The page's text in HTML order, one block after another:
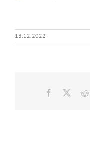
18.12.2022
Facebook